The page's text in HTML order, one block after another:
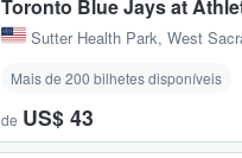
Toronto Blue Jays at
Sutter Health Park, West
Mais de 200 bilhetes disponíveis
de US$ 43